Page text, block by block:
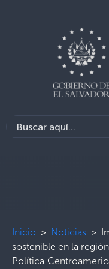
Inicio > Noticias>
sostenible en la
Política